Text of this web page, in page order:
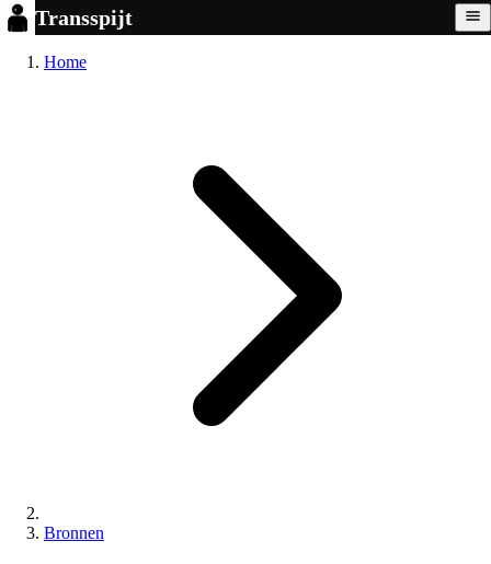
Transspijt
Home
Bronnen